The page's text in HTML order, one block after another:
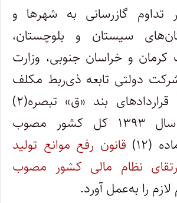
گازرسانی به شهرها و
سیستان و بلوچستان،
کرمان و خراسان جنوبی، وزارت
دولتی تابعه ذی‌ربط مکلف
است در قالب قراردادهای بند «ق» تبصره(۲)
قانون بودجه سال ۱۳۹۳ کل کشور مصوب
قانون رفع موانع تولید
نظام مالی کشور مصوب
لازم را به‌عمل آورد.